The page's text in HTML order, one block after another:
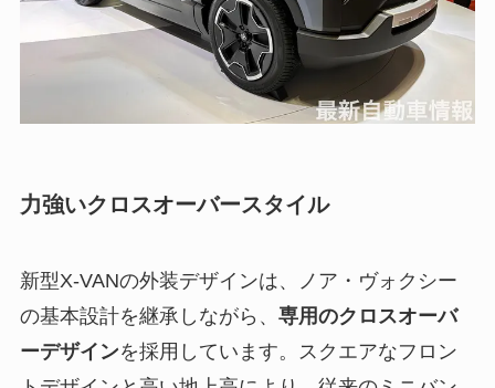
力強いクロスオーバースタイル
新型X-VANの外装デザインは、ノア・ヴォクシー
の基本設計を継承しながら、 専用のクロスオーバ
ーデザインを採用しています。スクエアなフロン